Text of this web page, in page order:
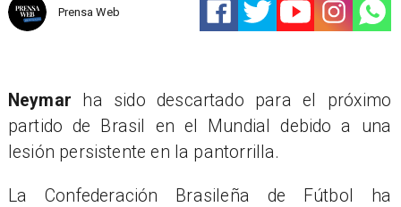
Prensa Web
Neymar ha sido descartado para el próximo
partido de Brasil en el Mundial debido a una
lesión persistente en la pantorrilla.
La Confederación Brasileña de Fútbol ha